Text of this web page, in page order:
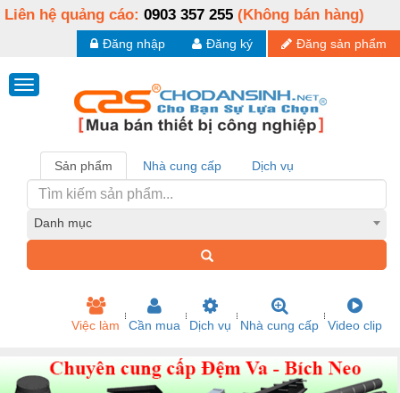
Liên hệ quảng cáo: 0903 357 255 (Không bán hàng)
Đăng sản phẩm
Đăng ký
Đăng nhập
Sản phẩm Nhà cung cấp Dịch vụ
Danh mục
Việc làm Cần mua Dịch vụ Nhà cung cấp Video clip